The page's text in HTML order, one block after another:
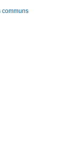
communs